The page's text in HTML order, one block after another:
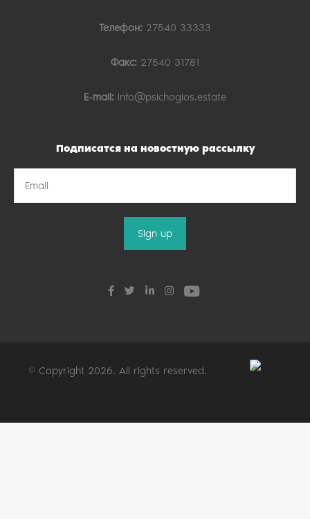
Телефон: 27540 33333
Факс: 27540 31781
E-mail: info@psichogios.estate
Подписатся на новостную рассылку
© Copyright 2026. All rights reserved.